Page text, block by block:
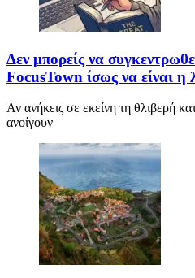
Δεν μπορείς να
FocusTown ίσως να είναι η
Αν ανήκεις σε εκείνη τη θλιβερή
ανοίγουν